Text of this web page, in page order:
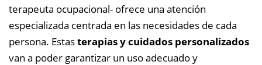
terapeuta ocupacional- ofrece una atención
especializada centrada en las necesidades de cada
persona. Estasterapias y cuidados personalizados
van a poder garantizar un uso adecuado y